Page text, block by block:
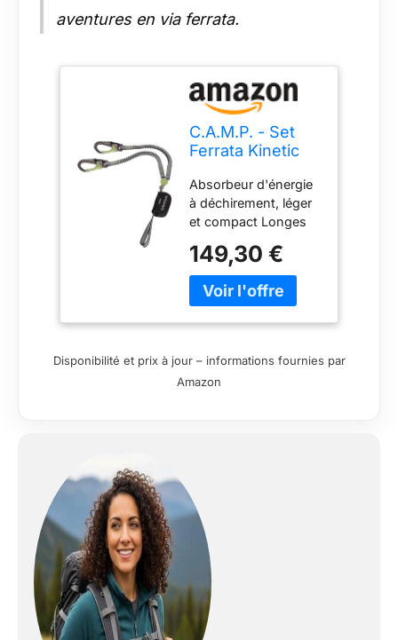
aventures en via ferrata.
C.A.M.P. - Set
Ferrata Kinetic
Pro, Taille
Unique,
Gris/Noir/Vert
Absorbeur d'énergie
à déchirement, léger
et compact Longes
(système Rewind) de
19 mm de large qui
en s’allongeant, ne
l’entremêlement des
pour faciliter la prise
en main et la
connexion aux
amarrages Boucle
torsadée en sangle
robuste, pour une
connexion parfaite au
harnais avec un
149,30 €
Disponibilité et prix à jour – informations fournies par
Amazon